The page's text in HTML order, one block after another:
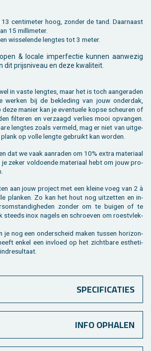
cen­ti­me­ter hoog, zon­der de tand. Daar­naast
15 mil­li­me­ter.
wis­se­len­de leng­tes tot 3 meter.
& lo­ca­le im­per­fec­tie kun­nen aan­we­zig
dit prijs­ni­veau en deze kwa­li­teit.
in vaste leng­tes, maar het is toch aan­ge­ra­den
wer­ken bij de be­kle­ding van jouw on­der­dak,
ma­nier kan je even­tu­e­le kopse scheu­ren of
fil­te­ren en ver­zaagd ver­lies mooi op­van­gen.
leng­tes zoals ver­meld, mag er niet van uit­ge­
op volle leng­te ge­bruikt kan wor­den.
dat we vaak aan­ra­den om 10% extra ma­te­ri­aal
zeker vol­doen­de ma­te­ri­aal hebt om jouw pro­
aan jouw pro­ject met een klei­ne voeg van 2 à
plan­ken. Zo kan het hout nog uit­zet­ten en in­
zon­der om te bui­gen of te
steeds inox na­gels en schroe­ven om roest­vlek­
je nog een on­der­scheid maken tus­sen ho­ri­zon­
enkel een in­vloed op het zicht­ba­re es­the­ti­
SPECIFICATIES
INFO OPHALEN